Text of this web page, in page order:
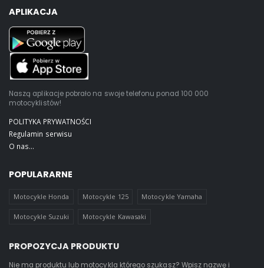
APLIKACJA
Naszą aplikacje pobrało na swoje telefonu ponad 100 000
motocyklistów!
POLITYKA PRYWATNOŚCI
Regulamin serwisu
O nas...
POPULARARNE
Motocykle Honda Motocykle 125 Motocykle Yamaha
Motocykle Suzuki Motocykle Kawasaki
PROPOZYCJA PRODUKTU
Nie ma produktu lub motocykla którego szukasz? Wpisz nazwę i